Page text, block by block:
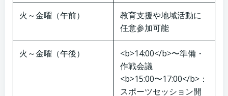
火～金曜（午前）
教育支援や地域活動に
任意参加可能
火～金曜（午後）
<b>14:00</b>〜準備・
作戦会議
<b>15:00〜17:00</b>：
スポーツセッション開